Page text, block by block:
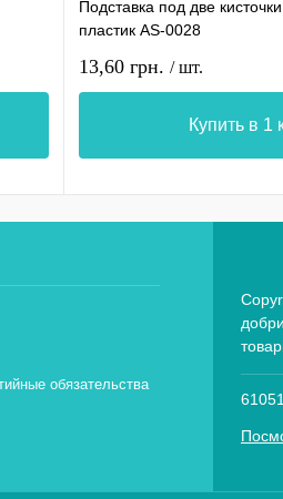
Подставка под две
пластик AS-0028
13,60 грн. / шт.
Купить в 1
обязательства